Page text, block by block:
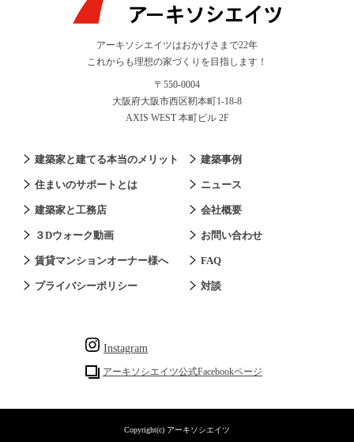
アーキソシエイツはおかげさまで22年
これからも理想の家づくりを目指します！
〒550-0004
大阪府大阪市西区靭本町1-18-8
AXIS WEST 本町ビル 2F
建築家と建てる本当のメリット 建築事例
住まいのサポートとは ニュース
建築家と工務店 会社概要
３Dウォーク動画 お問い合わせ
賃貸マンションオーナー様へ FAQ
プライバシーポリシー 対談
Instagram
アーキソシエイツ公式Facebookページ
Copyright(c) アーキソシエイツ